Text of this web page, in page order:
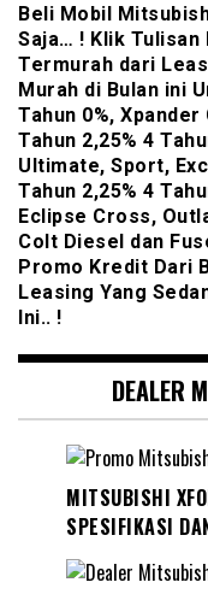
Beli Mobil
Saja… ! Klik Tulisan
Termurah dari
Murah di Bulan ini
Tahun 0%, Xpander
Tahun 2,25% 4
Ultimate, Sport,
Tahun 2,25% 4
Eclipse Cross,
Colt Diesel dan
Promo Kredit Dari
Leasing Yang
Ini.. !
DEALER
MITSUBISHI
SPESIFIKASI